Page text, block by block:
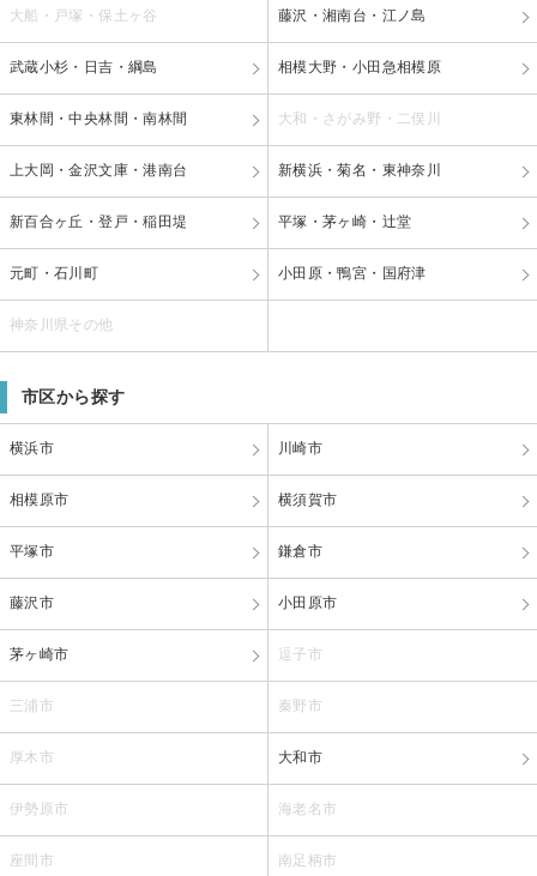
大船・戸塚・保土ヶ谷 藤沢・湘南台・江ノ島
武蔵小杉・日吉・綱島 相模大野・小田急相模原
東林間・中央林間・南林間 大和・さがみ野・二俣川
上大岡・金沢文庫・港南台 新横浜・菊名・東神奈川
新百合ヶ丘・登戸・稲田堤 平塚・茅ヶ崎・辻堂
元町・石川町 小田原・鴨宮・国府津
神奈川県その他
市区から探す
横浜市 川崎市
相模原市 横須賀市
平塚市 鎌倉市
藤沢市 小田原市
茅ヶ崎市 逗子市
三浦市 秦野市
厚木市 大和市
伊勢原市 海老名市
座間市 南足柄市